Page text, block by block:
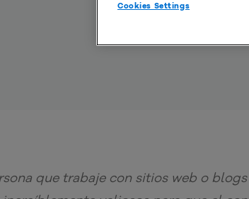
que trabaje con sitios web o
Cookies Settings